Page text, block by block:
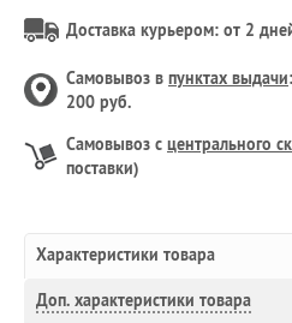
Доставка курьером: от 2
Самовывоз в пунктах выдачи
200 руб.
Самовывоз с центрального
поставки)
Характеристики товара
Доп. характеристики товара